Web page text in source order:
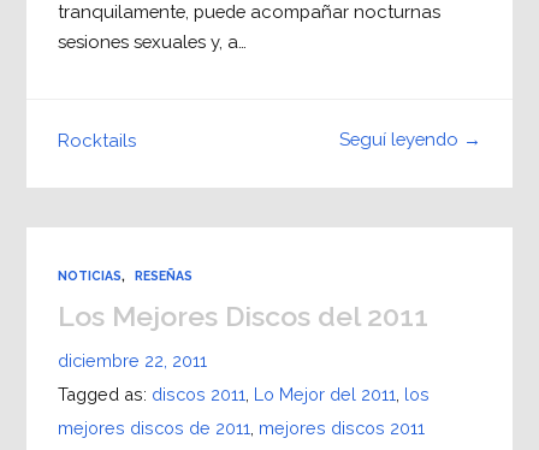
tranquilamente, puede acompañar nocturnas
sesiones sexuales y, a…
Seguí leyendo →
Rocktails
NOTICIAS, RESEÑAS
Los Mejores Discos del 2011
diciembre 22, 2011
Tagged as: discos 2011 Lo Mejor del 2011 los
mejores discos de 2011 mejores discos 2011